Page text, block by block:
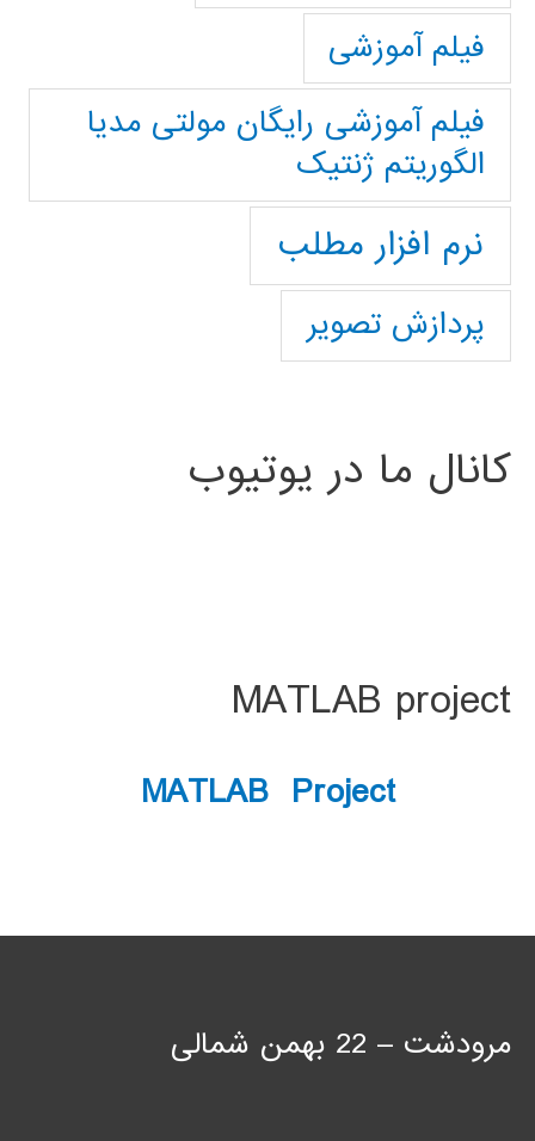
فیلم آموزشی
فیلم آموزشی رایگان مولتی مدیا
الگوریتم ژنتیک
نرم افزار مطلب
پردازش تصویر
کانال ما در یوتیوب
MATLAB project
MATLAB Project
مرودشت – 22 بهمن شمالی